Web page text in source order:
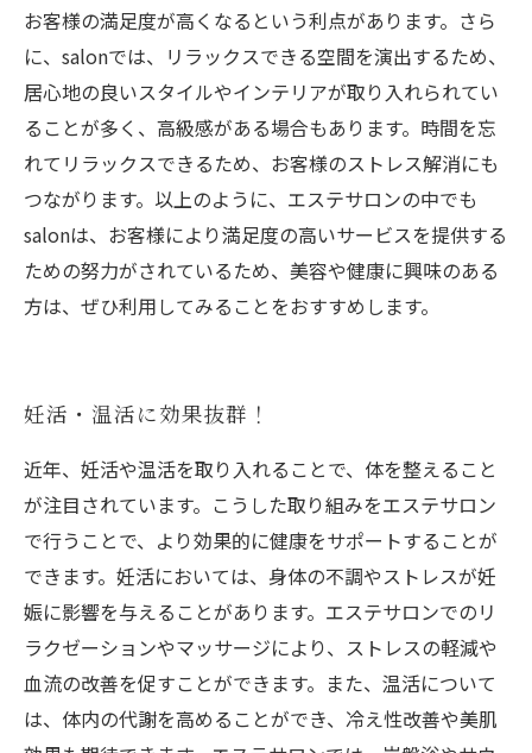
お客様の満足度が高くなるという利点があります。さら
に、salonでは、リラックスできる空間を演出するため、
居心地の良いスタイルやインテリアが取り入れられてい
ることが多く、高級感がある場合もあります。時間を忘
れてリラックスできるため、お客様のストレス解消にも
つながります。以上のように、エステサロンの中でも
salonは、お客様により満足度の高いサービスを提供する
ための努力がされているため、美容や健康に興味のある
方は、ぜひ利用してみることをおすすめします。
妊活・温活に効果抜群！
近年、妊活や温活を取り入れることで、体を整えること
が注目されています。こうした取り組みをエステサロン
で行うことで、より効果的に健康をサポートすることが
できます。妊活においては、身体の不調やストレスが妊
娠に影響を与えることがあります。エステサロンでのリ
ラクゼーションやマッサージにより、ストレスの軽減や
血流の改善を促すことができます。また、温活について
は、体内の代謝を高めることができ、冷え性改善や美肌